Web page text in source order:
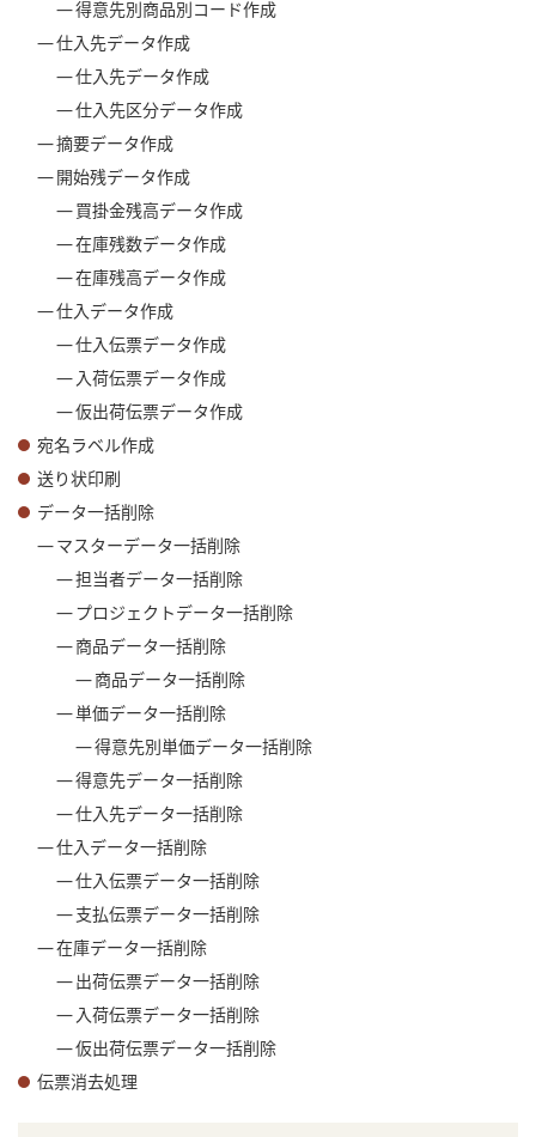
得意先別商品別コード作成
仕入先データ作成
仕入先データ作成
仕入先区分データ作成
摘要データ作成
開始残データ作成
買掛金残高データ作成
在庫残数データ作成
在庫残高データ作成
仕入データ作成
仕入伝票データ作成
入荷伝票データ作成
仮出荷伝票データ作成
宛名ラベル作成
送り状印刷
データ一括削除
マスターデータ一括削除
担当者データ一括削除
プロジェクトデータ一括削除
商品データ一括削除
商品データ一括削除
単価データ一括削除
得意先別単価データ一括削除
得意先データ一括削除
仕入先データ一括削除
仕入データ一括削除
仕入伝票データ一括削除
支払伝票データ一括削除
在庫データ一括削除
出荷伝票データ一括削除
入荷伝票データ一括削除
仮出荷伝票データ一括削除
伝票消去処理